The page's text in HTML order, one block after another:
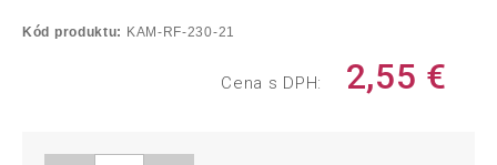
Kód produktu: KAM-RF-230-21
Cena s DPH: 2,55 €